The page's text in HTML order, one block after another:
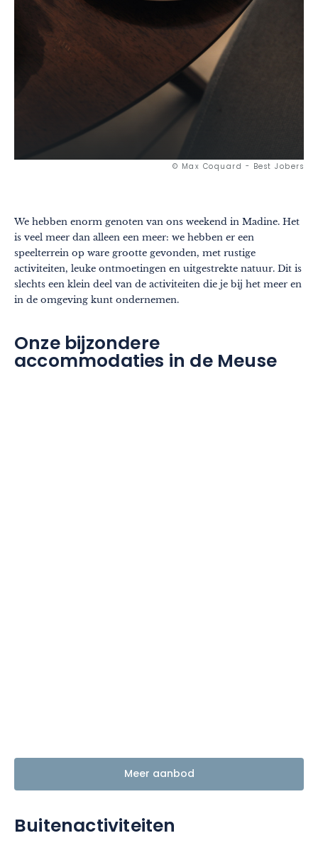
© Max Coquard - Best Jobers
We hebben enorm genoten van ons weekend in Madine. Het
is veel meer dan alleen een meer: we hebben er een
speelterrein op ware grootte gevonden, met rustige
activiteiten, leuke ontmoetingen en uitgestrekte natuur. Dit is
slechts een klein deel van de activiteiten die je bij het meer en
in de omgeving kunt ondernemen.
Onze bijzondere
accommodaties in de Meuse
Meer aanbod
Buitenactiviteiten